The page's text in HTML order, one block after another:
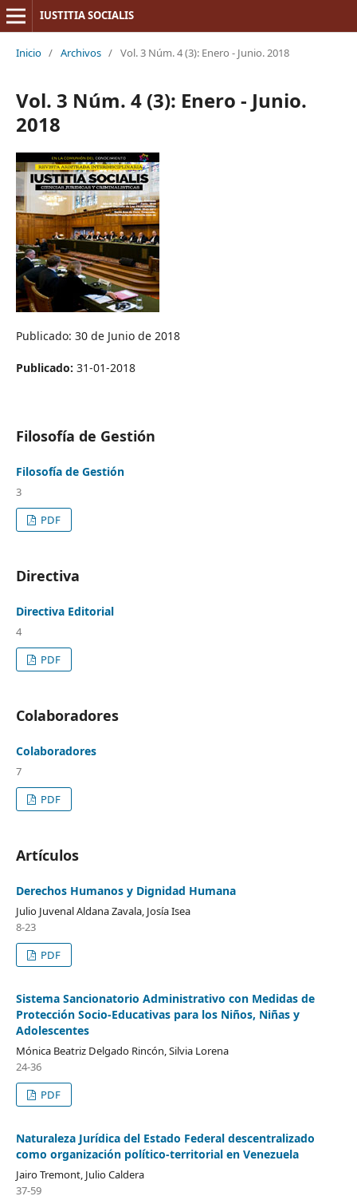
IUSTITIA SOCIALIS
Inicio / Archivos / Vol. 3 Núm. 4 (3): Enero - Junio. 2018
Vol. 3 Núm. 4 (3): Enero - Junio.
2018
Publicado: 30 de Junio de 2018
Publicado: 31-01-2018
Filosofía de Gestión
Filosofía de Gestión
3
PDF
Directiva
Directiva Editorial
4
PDF
Colaboradores
Colaboradores
7
PDF
Artículos
Derechos Humanos y Dignidad Humana
Julio Juvenal Aldana Zavala, Josía Isea
8-23
PDF
Sistema Sancionatorio Administrativo con Medidas de
Protección Socio-Educativas para los Niños, Niñas y
Adolescentes
Mónica Beatriz Delgado Rincón, Silvia Lorena
24-36
PDF
Naturaleza Jurídica del Estado Federal descentralizado
como organización político-territorial en Venezuela
Jairo Tremont, Julio Caldera
37-59